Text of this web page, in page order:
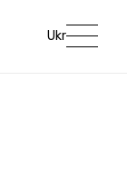
Ukr